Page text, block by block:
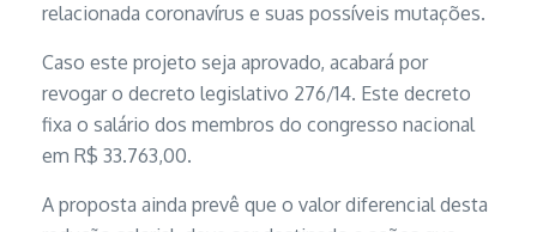
relacionada coronavírus e suas possíveis mutações.
Caso este projeto seja aprovado, acabará por
revogar o decreto legislativo 276/14. Este decreto
fixa o salário dos membros do congresso nacional
em R$ 33.763,00.
A proposta ainda prevê que o valor diferencial desta